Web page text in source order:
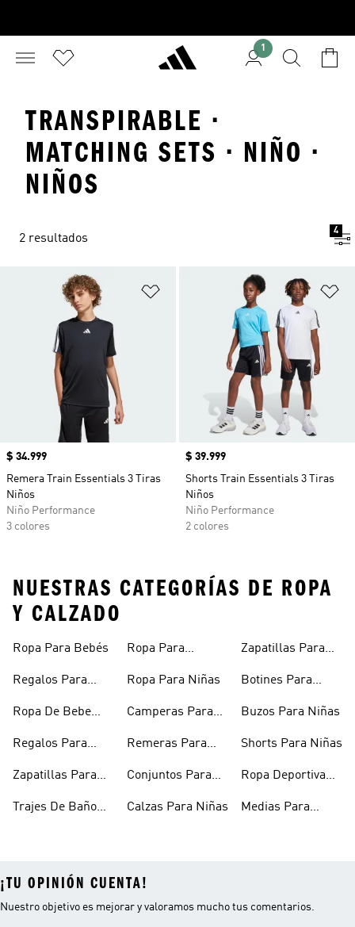
1
TRANSPIRABLE ·
MATCHING SETS · NIÑO ·
NIÑOS
2 resultados
4
Añadir a la lista de deseos
Precio
$ 34.999
Remera Train Essentials 3 Tiras
Niños
Niño Performance
3 colores
Precio
$ 39.999
Shorts Train Essentials 3 Tiras
Niños
Niño Performance
2 colores
NUESTRAS CATEGORÍAS DE ROPA
Y CALZADO
Ropa Para Bebés
Regalos Para
Ropa De Bebe
Regalos Para
Zapatillas Para
Trajes De Baño
Ropa Para
Ropa Para Niñas
Camperas Para
Remeras Para
Conjuntos Para
Calzas Para Niñas
Zapatillas Para
Botines Para
Buzos Para Niñas
Shorts Para Niñas
Ropa Deportiva
Medias Para
¡TU OPINIÓN CUENTA!
Nuestro objetivo es mejorar y valoramos mucho tus comentarios.